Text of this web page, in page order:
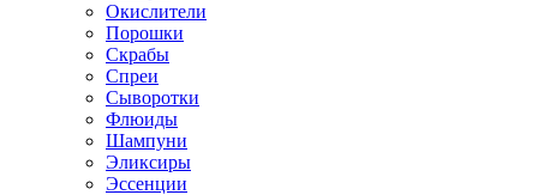
Окислители
Порошки
Скрабы
Спреи
Сыворотки
Флюиды
Шампуни
Эликсиры
Эссенции